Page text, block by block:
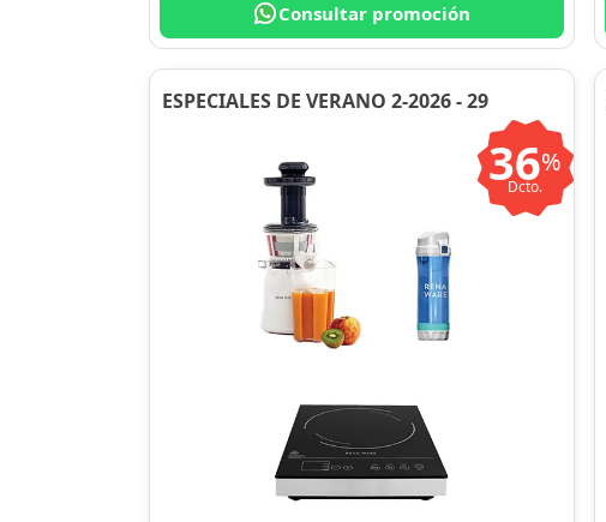
Consultar promoción
ESPECIALES DE VERANO 2-2026 - 29
36%
Dcto.